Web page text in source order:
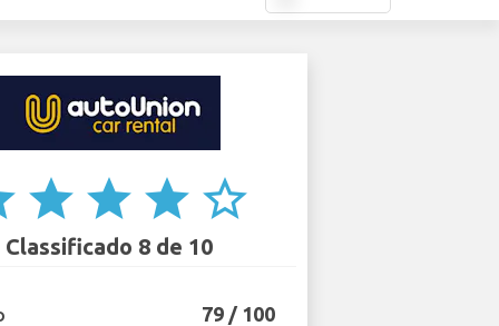
star star star star_border
Classificado 8 de 10
79 / 100